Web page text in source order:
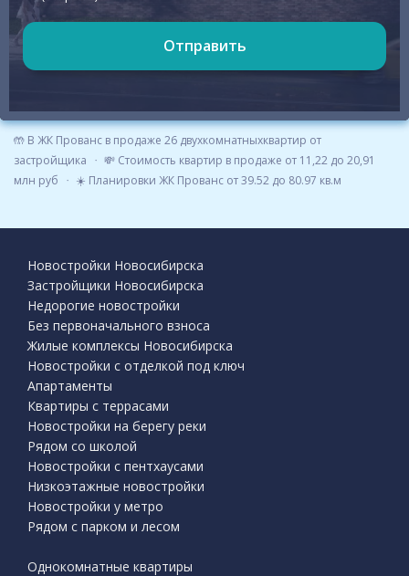
🤲 В ЖК Прованс в продаже 26 двухкомнатныхквартир от
застройщика
💸 Стоимость квартир в продаже от 11,22 до 20,91
млн руб
☀️ Планировки ЖК Прованс от 39.52 до 80.97 кв.м
Отправить
Новостройки Новосибирска
Застройщики Новосибирска
Недорогие новостройки
Без первоначального взноса
Жилые комплексы Новосибирска
Новостройки с отделкой под ключ
Апартаменты
Квартиры с террасами
Новостройки на берегу реки
Рядом со школой
Новостройки с пентхаусами
Низкоэтажные новостройки
Новостройки у метро
Рядом с парком и лесом
Однокомнатные квартиры